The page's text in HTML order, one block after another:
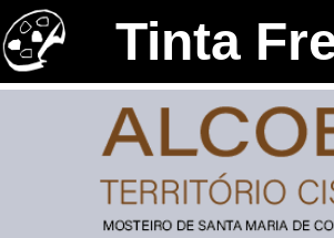
Tinta